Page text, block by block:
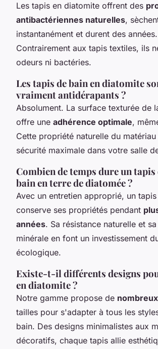
Les tapis en diatomite offrent des
antibactériennes naturelles,
instantanément et durent des années.
Contrairement aux tapis textiles, ils
odeurs ni bactéries.
Les tapis de bain en diatomite
vraiment antidérapants ?
Absolument. La surface texturée de
offre une adhérence optimale,
Cette propriété naturelle du
sécurité maximale dans votre salle
Combien de temps dure un tapis
bain en terre de diatomée ?
Avec un entretien approprié, un
conserve ses propriétés pendant
années. Sa résistance naturelle et
minérale en font un investissement
écologique.
Existe-t-il différents designs
en diatomite ?
Notre gamme propose de
tailles pour s'adapter à tous les
bain. Des designs minimalistes aux
décoratifs, chaque tapis allie